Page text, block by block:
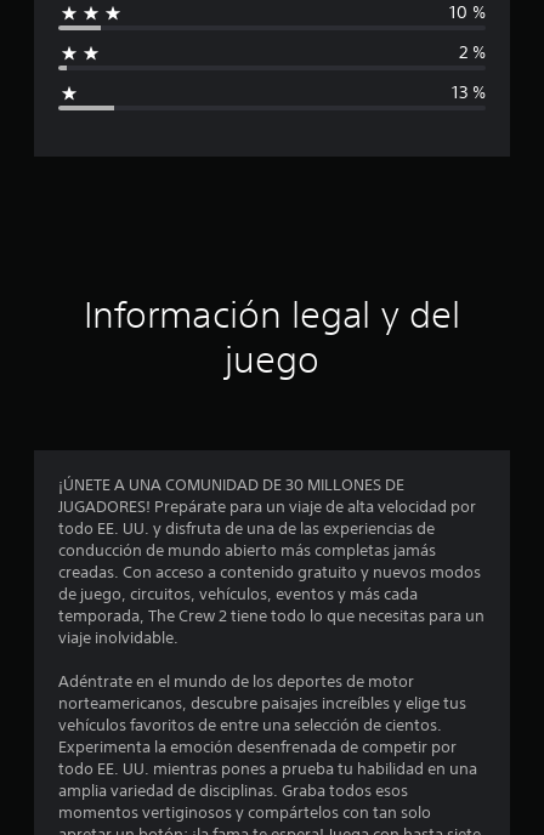
a
ó
r
m
e
d
o
:
10 %
2 %
13 %
Información legal y del
juego
¡ÚNETE A UNA COMUNIDAD DE 30 MILLONES DE
JUGADORES! Prepárate para un viaje de alta velocidad por
todo EE. UU. y disfruta de una de las experiencias de
conducción de mundo abierto más completas jamás
creadas. Con acceso a contenido gratuito y nuevos modos
de juego, circuitos, vehículos, eventos y más cada
temporada, The Crew 2 tiene todo lo que necesitas para un
viaje inolvidable.
Adéntrate en el mundo de los deportes de motor
norteamericanos, descubre paisajes increíbles y elige tus
vehículos favoritos de entre una selección de cientos.
Experimenta la emoción desenfrenada de competir por
todo EE. UU. mientras pones a prueba tu habilidad en una
amplia variedad de disciplinas. Graba todos esos
momentos vertiginosos y compártelos con tan solo